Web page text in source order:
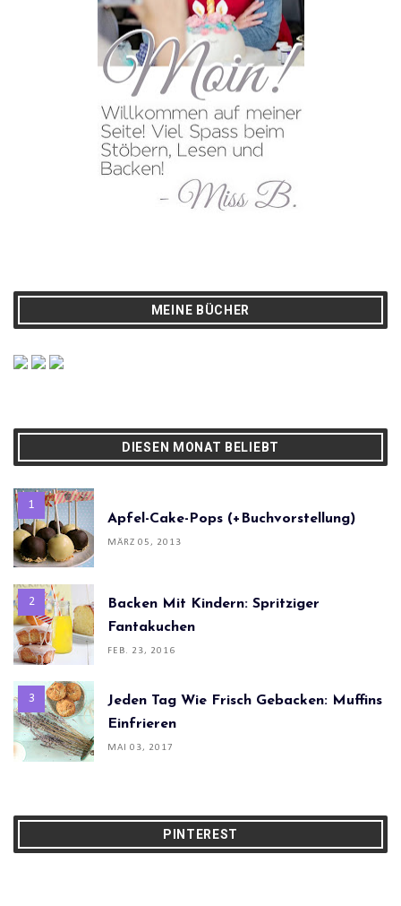
MEINE BÜCHER
DIESEN MONAT BELIEBT
Apfel-Cake-Pops (+Buchvorstellung)
MÄRZ 05, 2013
Backen Mit Kindern: Spritziger
Fantakuchen
FEB. 23, 2016
Jeden Tag Wie Frisch Gebacken: Muffins
Einfrieren
MAI 03, 2017
PINTEREST